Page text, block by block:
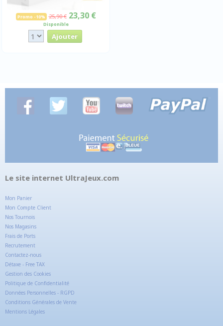
Promo -10% 25,90 € 23,30 €
Disponible
Le site internet UltraJeux.com
Mon Panier
Mon Compte Client
Nos Tournois
Nos Magasins
Frais de Ports
Recrutement
Contactez-nous
Détaxe - Free TAX
Gestion des Cookies
Politique de Confidentialité
Données Personnelles - RGPD
Conditions Générales de Vente
Mentions Légales